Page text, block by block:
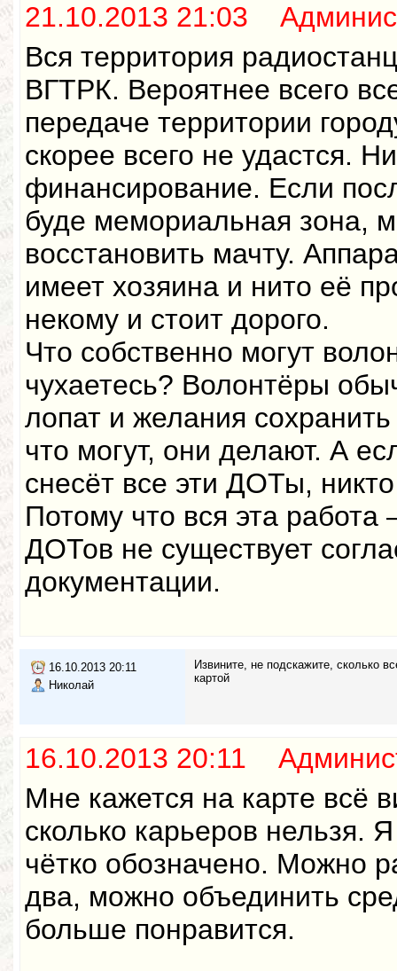
21.10.2013 21:03
Вся территория
ВГТРК. Вероятнее всего
передаче территории
скорее всего не удастся.
финансирование. Если
буде мемориальная зона,
восстановить мачту.
имеет хозяина и нито её
некому и стоит дорого.
Что собственно могут
чухаетесь? Волонтёры
лопат и желания
что могут, они делают. А
снесёт все эти ДОТы,
Потому что вся эта
ДОТов не существует
документации.
16.10.2013 20:11
Николай
Извините, не подскажите, сколько
картой
16.10.2013 20:11
Мне кажется на карте всё
сколько карьеров нельзя.
чётко обозначено. Можно
два, можно объединить
больше понравится.